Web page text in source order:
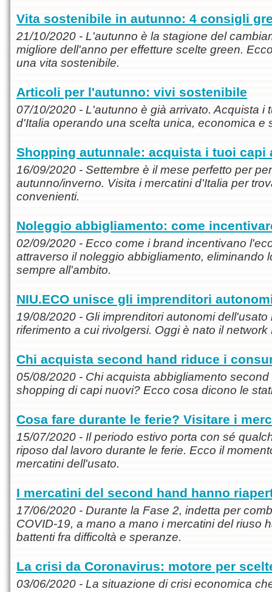
Vita sostenibile in autunno: 4 consigli
21/10/2020 - L'autunno è la stagione del
migliore dell'anno per effetture scelte green.
una vita sostenibile.
Articoli per l'autunno: vivi sostenibile
07/10/2020 - L'autunno è già arrivato. Acquista i
d'Italia operando una scelta unica, economica e
Shopping autunnale: acquista i tuoi capi
16/09/2020 - Settembre è il mese perfetto per
autunno/inverno. Visita i mercatini d'Italia per
convenienti.
Noleggio abbigliamento: come
02/09/2020 - Ecco come i brand incentivano
attraverso il noleggio abbigliamento, eliminando
sempre all'ambito.
NIU.ECO unisce gli imprenditori
19/08/2020 - Gli imprenditori autonomi
riferimento a cui rivolgersi. Oggi è nato il network
Chi acquista second hand riduce i
05/08/2020 - Chi acquista abbigliamento
shopping di capi nuovi? Ecco cosa dicono le
Cosa fare durante le ferie? Visitare i
15/07/2020 - Il periodo estivo porta con sé
riposo dal lavoro durante le ferie. Ecco il
mercatini dell'usato.
I mercatini del second hand hanno
17/06/2020 - Durante la Fase 2, indetta per
COVID-19, a mano a mano i mercatini del riuso
battenti fra difficoltà e speranze.
La crisi da Coronavirus: motore per
03/06/2020 - La situazione di crisi economica